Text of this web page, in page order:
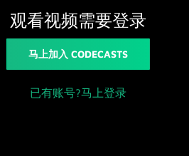
观看视频需要登录
马上加入 CODECASTS
已有账号?马上登录